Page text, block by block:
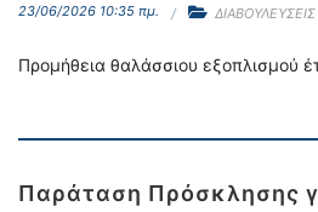
23/06/2026 10:35 πμ.
Προμήθεια θαλάσσιου εξοπλισμού
Παράταση Πρόσκλησης